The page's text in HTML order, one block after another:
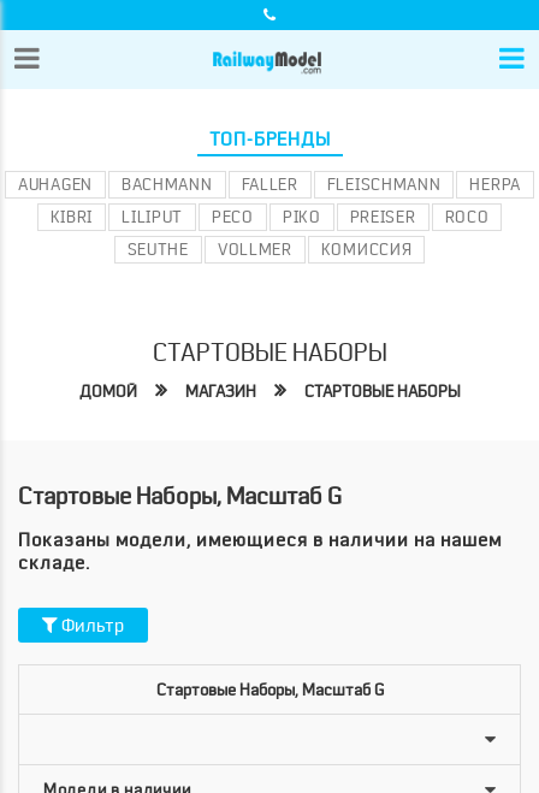
ТОП-БРЕНДЫ
AUHAGEN BACHMANN FALLER FLEISCHMANN
HERPA
KIBRI
LILIPUT PECO PIKO PREISER
ROCO
SEUTHE
VOLLMER КОМИССИЯ
СТАРТОВЫЕ НАБОРЫ
ДОМОЙ МАГАЗИН СТАРТОВЫЕ НАБОРЫ
Стартовые Наборы, Масштаб G
Показаны модели, имеющиеся в наличии на нашем
складе.
Фильтр
Стартовые Наборы, Масштаб G